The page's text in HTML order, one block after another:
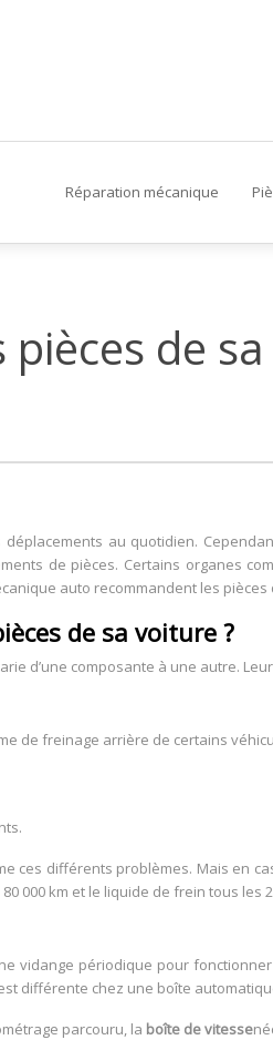
Réparation mécanique
pièces de
au quotidien.
de pièces. Certains organes
auto recommandent les
de sa voiture ?
d’une composante à une autre.
de freinage arrière de certains
ces différents problèmes. Mais en
000 km et le liquide de frein tous les
vidange périodique pour
différente chez une boîte
parcouru, la boîte de vitesse